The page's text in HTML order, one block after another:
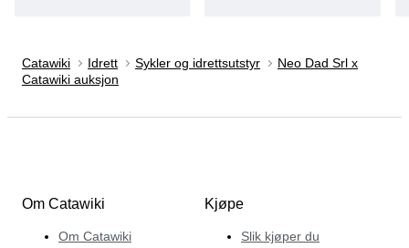
Catawiki Idrett Sykler og idrettsutstyr
Neo Dad Srl x
Catawiki auksjon
Om Catawiki
Om Catawiki
Kjøpe
Slik kjøper du